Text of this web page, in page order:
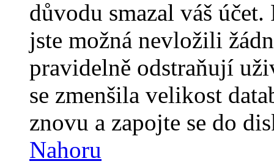
důvodu smazal váš
jste možná nevložili
pravidelně odstraňují
se zmenšila velikost
znovu a zapojte se do
Nahoru